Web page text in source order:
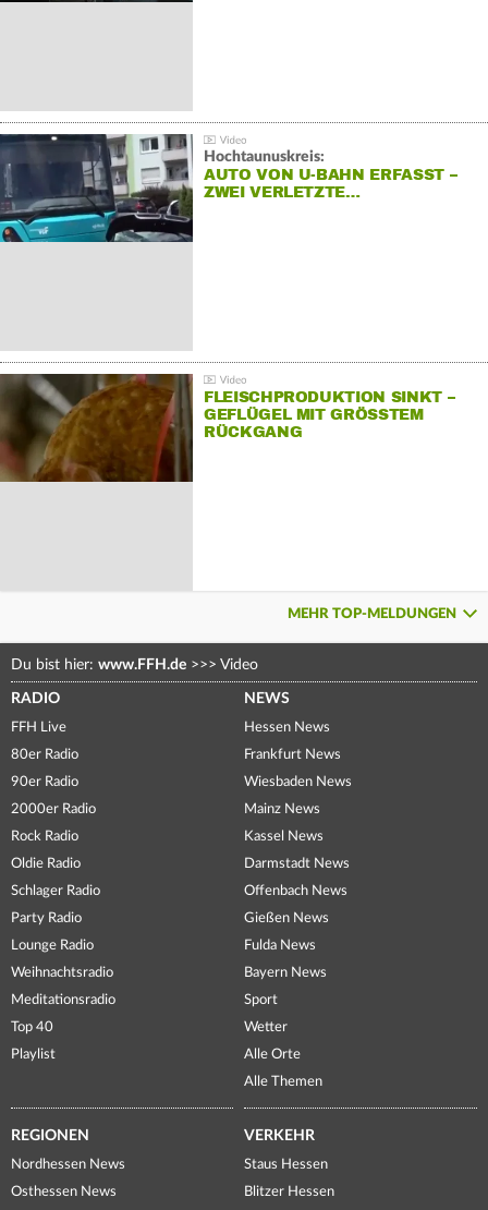
Hochtaunuskreis:
AUTO VON U-BAHN ERFASST –
ZWEI VERLETZTE…
FLEISCHPRODUKTION SINKT –
GEFLÜGEL MIT GRÖSSTEM R
ÜCKGANG
MEHR TOP-MELDUNGEN
Du bist hier: www.FFH.de >>> Video
RADIO
FFH Live
80er Radio
90er Radio
2000er Radio
Rock Radio
Oldie Radio
Schlager Radio
Party Radio
Lounge Radio
Weihnachtsradio
Meditationsradio
Top 40
Playlist
NEWS
Hessen News
Frankfurt News
Wiesbaden News
Mainz News
Kassel News
Darmstadt News
Offenbach News
Gießen News
Fulda News
Bayern News
Sport
Wetter
Alle Orte
Alle Themen
REGIONEN
Nordhessen News
Osthessen News
VERKEHR
Staus Hessen
Blitzer Hessen